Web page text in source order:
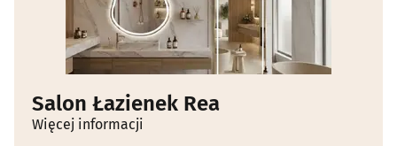
Salon Łazienek Rea
Więcej informacji